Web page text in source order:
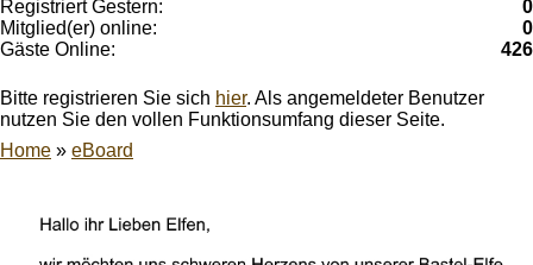
Registriert Gestern:
0
Mitglied(er) online:
0
Gäste Online:
426
Bitte registrieren Sie sich hier. Als angemeldeter Benutzer
nutzen Sie den vollen Funktionsumfang dieser Seite.
Home » eBoard